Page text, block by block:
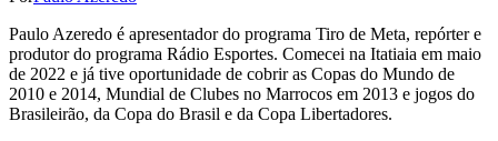
Paulo Azeredo é apresentador do programa Tiro de Meta, repórter e
produtor do programa Rádio Esportes. Comecei na Itatiaia em maio
de 2022 e já tive oportunidade de cobrir as Copas do Mundo de
2010 e 2014, Mundial de Clubes no Marrocos em 2013 e jogos do
Brasileirão, da Copa do Brasil e da Copa Libertadores.